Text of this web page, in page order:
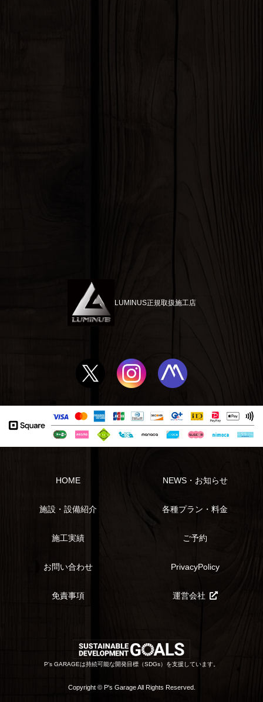
LUMINUS正規取扱施工店
HOME NEWS・お知らせ
施設・設備紹介 各種プラン・料金
施工実績 ご予約
お問い合わせ PrivacyPolicy
免責事項 運営会社
P's GARAGEは持続可能な開発目標（SDGs）を支援しています。
Copyright © P's Garage All Rights Reserved.